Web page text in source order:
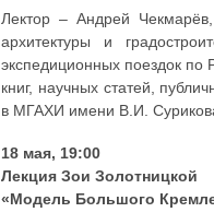
Лектор – Андрей
архитектуры и
экспедиционных поездок по
книг, научных статей,
в МГАХИ имени В.И.
18 мая, 19:00
Лекция Зои Золотницкой
«Модель Большого